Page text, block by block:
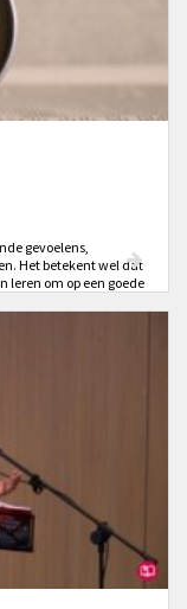
gevoelens,
Het betekent wel dat
leren om op een goede